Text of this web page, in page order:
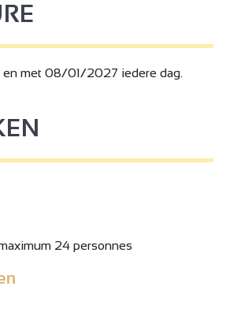
met 08/01/2027 iedere dag.
24 personnes